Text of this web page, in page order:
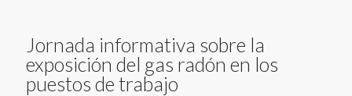
Jornada informativa sobre la
exposición del gas radón en los
puestos de trabajo